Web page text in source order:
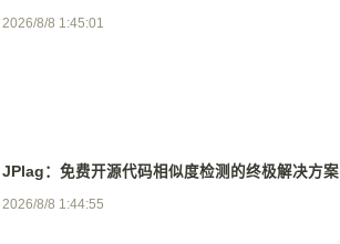
2026/8/8 1:45:01
JPlag：免费开源代码相似度检测的终极解决方案
2026/8/8 1:44:55